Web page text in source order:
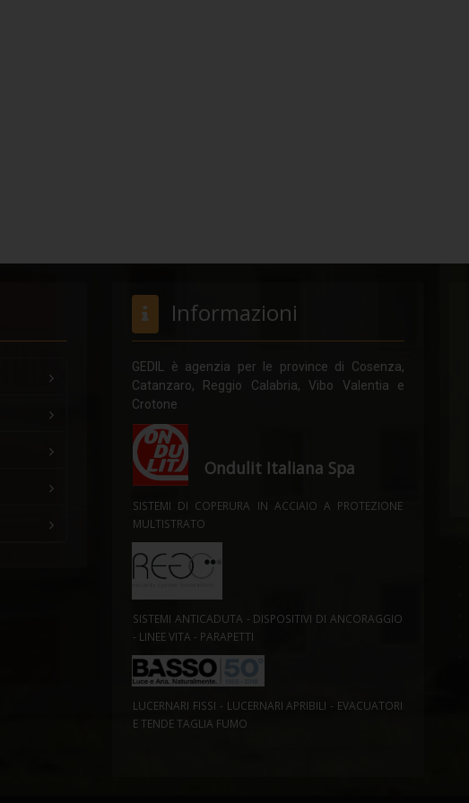
Informazioni
GEDIL è agenzia per le province di Cosenza,
Catanzaro, Reggio Calabria, Vibo Valentia e
Crotone
Ondulit Italiana Spa
SISTEMI DI COPERURA IN ACCIAIO A PROTEZIONE
MULTISTRATO
SISTEMI ANTICADUTA - DISPOSITIVI DI ANCORAGGIO
- LINEE VITA - PARAPETTI
LUCERNARI FISSI - LUCERNARI APRIBILI - EVACUATORI
E TENDE TAGLIA FUMO